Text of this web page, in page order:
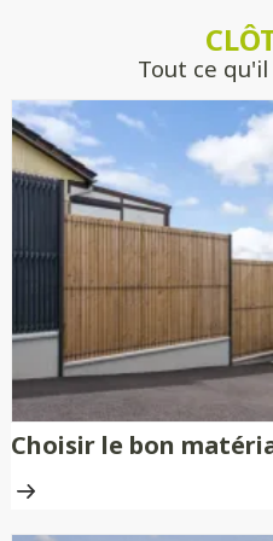
engagement.
Tout ce
Choisir le bon